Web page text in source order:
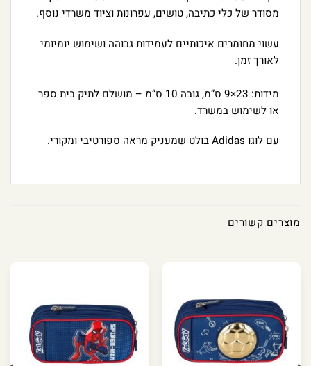
מסודר של כלי כתיבה, טושים, עפרונות וציוד משרדי נוסף.
עשוי מחומרים איכותיים לעמידות גבוהה ושימוש יומיומי
לאורך זמן.
מידות: 23×9 ס”מ, גובה 10 ס”מ – מושלם לתיק בית ספר
או לשימוש במשרד.
עם לוגו Adidas בולט שמעניק מראה ספורטיבי ומקורי.
מוצרים קשורים